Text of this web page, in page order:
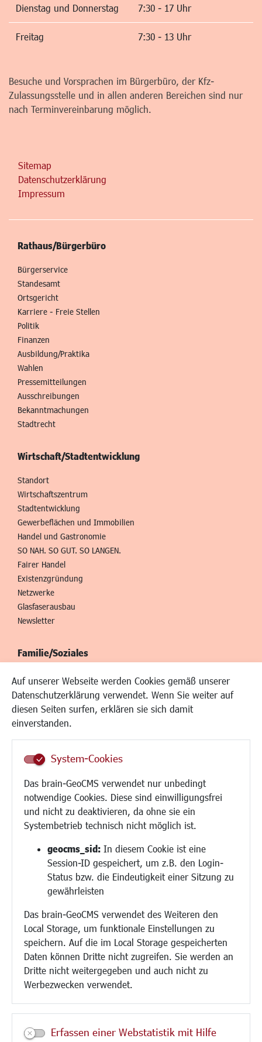
Auf unserer Webseite werden Cookies gemäß unserer
Datenschutzerklärung verwendet. Wenn Sie weiter auf
diesen Seiten surfen, erklären sie sich damit
einverstanden.
System-Cookies
Das brain-GeoCMS verwendet nur unbedingt
notwendige Cookies. Diese sind einwilligungsfrei
und nicht zu deaktivieren, da ohne sie ein
Systembetrieb technisch nicht möglich ist.
geocms_sid: In diesem Cookie ist eine
Session-ID gespeichert, um z.B. den Login-
Status bzw. die Eindeutigkeit einer Sitzung zu
gewährleisten
Das brain-GeoCMS verwendet des Weiteren den
Local Storage, um funktionale Einstellungen zu
speichern. Auf die im Local Storage gespeicherten
Daten können Dritte nicht zugreifen. Sie werden an
Dritte nicht weitergegeben und auch nicht zu
Werbezwecken verwendet.
Erfassen einer Webstatistik mit Hilfe
Dienstag und Donnerstag 7:30 - 17 Uhr
Freitag 7:30 - 13 Uhr
Besuche und Vorsprachen im Bürgerbüro, der Kfz-
Zulassungsstelle und in allen anderen Bereichen sind nur
nach Terminvereinbarung möglich.
Sitemap
Datenschutzerklärung
Impressum
Rathaus/Bürgerbüro
Bürgerservice
Standesamt
Ortsgericht
Karriere - Freie Stellen
Politik
Finanzen
Ausbildung/Praktika
Wahlen
Pressemitteilungen
Ausschreibungen
Bekanntmachungen
Stadtrecht
Wirtschaft/Stadtentwicklung
Standort
Wirtschaftszentrum
Stadtentwicklung
Gewerbeflächen und Immobilien
Handel und Gastronomie
SO NAH. SO GUT. SO LANGEN.
Fairer Handel
Existenzgründung
Netzwerke
Glasfaserausbau
Newsletter
Familie/Soziales
Kinderbetreuung
Kinder und Jugend
Institutionen für Familien
Frauen
Schule
Demokratie leben
Ukrainehilfe
Hilfe für Geflüchtete
Religion
Bauen/Umwelt/Mobilität
Bebauungsplanung
Verkehr/Mobilität
Glasfaserausbau
Aktuelle Baustellen
Paddelteich
CINDY S
Kultur/Freizeit/Tourismus
Veranstaltungen